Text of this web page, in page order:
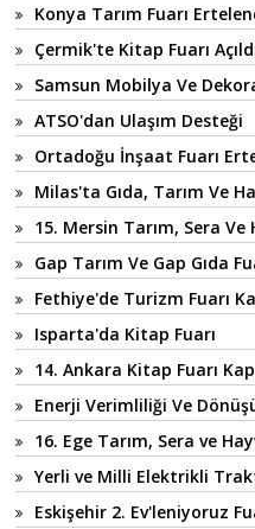
Konya Tarım Fuarı
Çermik'te Kitap Fuarı
Samsun Mobilya Ve
ATSO'dan Ulaşım Desteği
Ortadoğu İnşaat Fuarı
Milas'ta Gıda, Tarım Ve
15. Mersin Tarım, Sera Ve
Gap Tarım Ve Gap Gıda
Fethiye'de Turizm Fuarı
Isparta'da Kitap Fuarı
14. Ankara Kitap Fuarı
Enerji Verimliliği Ve
16. Ege Tarım, Sera ve
Yerli ve Milli Elektrikli
Eskişehir 2. Ev'leniyoruz